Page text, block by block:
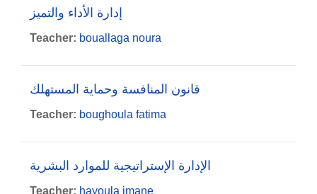
إدارة الأداء والتميز
Teacher: bouallaga noura
قانون المنافسة وحماية المستهلك
Teacher: boughoula fatima
الإدارة الإستراتيجية للموارد البشرية
Teacher: hayoula imane